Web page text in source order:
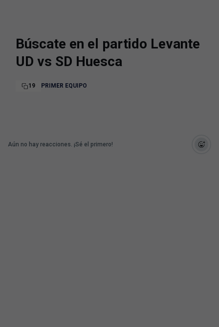
Búscate en el partido Levante
UD vs SD Huesca
19 PRIMER EQUIPO
Aún no hay reacciones. ¡Sé el primero!